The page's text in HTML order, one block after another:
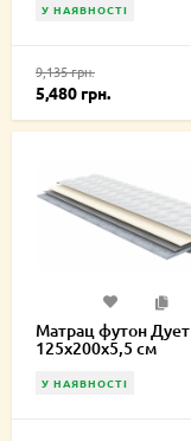
У НАЯВНОСТІ
9,135 грн.
5,480 грн.
Матрац футон Дует
125х200х5,5 см
У НАЯВНОСТІ